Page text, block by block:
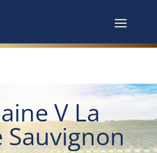
V La
Sauvignon